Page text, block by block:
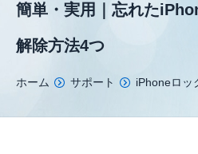
簡単・実用｜忘れた
解除方法4つ
You are here:
ホーム サポート iPhoneロッ